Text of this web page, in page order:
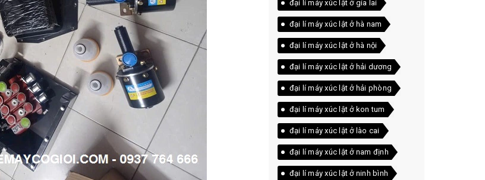
đại lí máy xúc lật ở gia lai
đại lí máy xúc lật ở hà nam
đại lí máy xúc lật ở hà nội
đại lí máy xúc lật ở hải dương
đại lí máy xúc lật ở hải phòng
đại lí máy xúc lật ở kon tum
đại lí máy xúc lật ở lào cai
đại lí máy xúc lật ở nam định
đại lí máy xúc lật ở ninh bình